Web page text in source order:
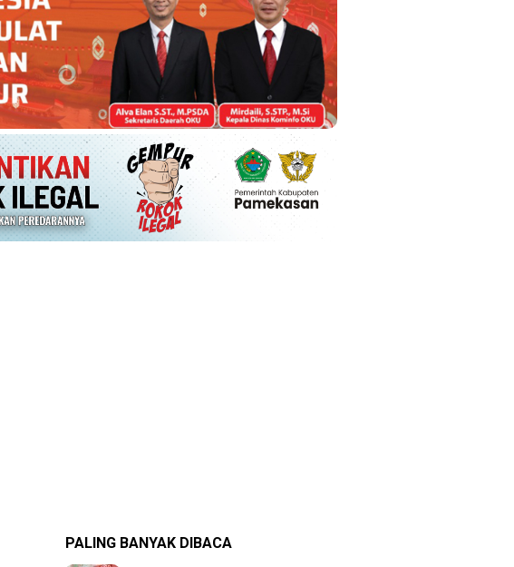
PALING BANYAK DIBACA